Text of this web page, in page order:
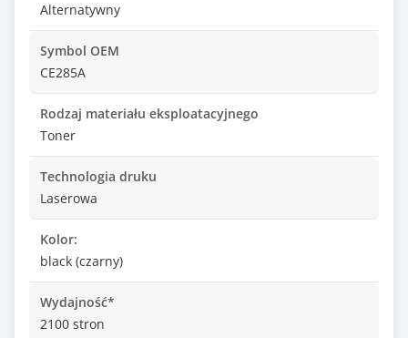
Alternatywny
Symbol OEM
CE285A
Rodzaj materiału eksploatacyjnego
Toner
Technologia druku
Laserowa
Kolor:
black (czarny)
Wydajność*
2100 stron